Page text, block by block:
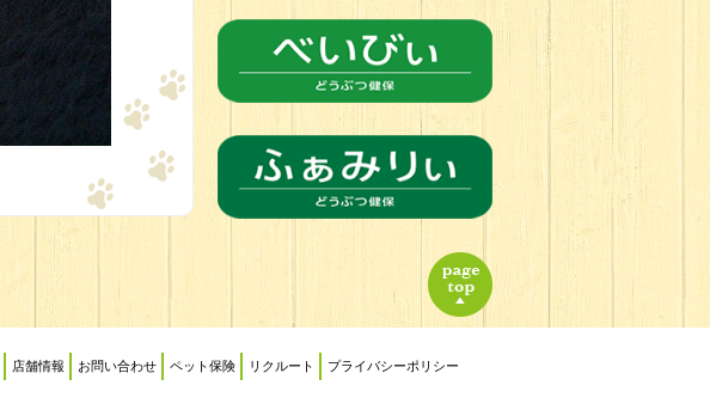
店舗情報 お問い合わせ ペット保険 リクルート プライバシーポリシー